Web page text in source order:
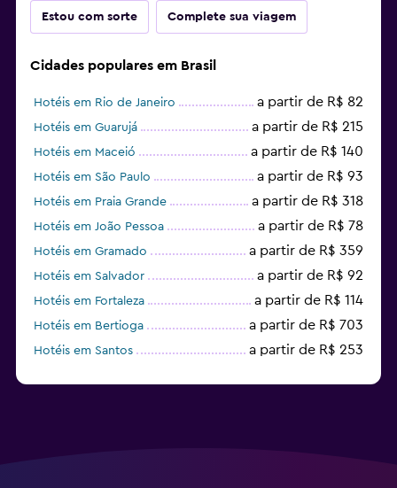
Estou com sorte Complete sua viagem
Cidades populares em Brasil
Hotéis em Rio de Janeiro a partir de R$ 82
Hotéis em Guarujá a partir de R$ 215
Hotéis em Maceió a partir de R$ 140
Hotéis em São Paulo a partir de R$ 93
Hotéis em Praia Grande a partir de R$ 318
Hotéis em João Pessoa a partir de R$ 78
Hotéis em Gramado a partir de R$ 359
Hotéis em Salvador a partir de R$ 92
Hotéis em Fortaleza a partir de R$ 114
Hotéis em Bertioga a partir de R$ 703
Hotéis em Santos a partir de R$ 253